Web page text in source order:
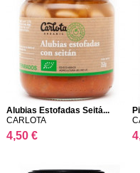
Alubias Estofadas Seitá...
CARLOTA
4,50 €